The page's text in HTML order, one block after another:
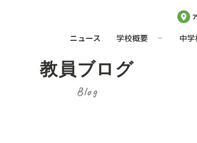
ニュース 学校概要 中
教員ブログ
Blog